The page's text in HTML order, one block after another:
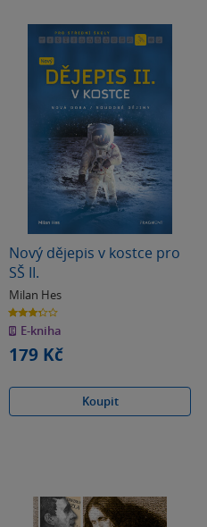
Nový dějepis v kostce pro
SŠ II.
Milan Hes
3.3
z
5
hvězdiček
E-kniha
179 Kč
Koupit